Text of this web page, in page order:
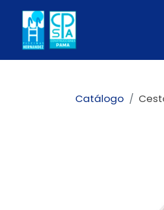
Catálogo